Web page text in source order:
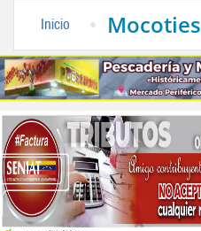
Inicio Mocoties